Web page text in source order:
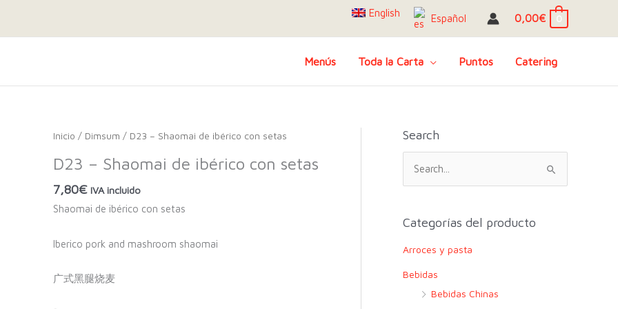
English Español 0,00€ 0
Menús Toda la Carta Puntos Catering
Inicio / Dimsum / D23 – Shaomai de ibérico con setas
D23 – Shaomai de ibérico con setas
7,80€ IVA incluido
Shaomai de ibérico con setas
Iberico pork and mashroom shaomai
广式黑腿烧麦
Search
c
r
p
Categorías del producto
Arroces y pasta
Bebidas
Bebidas Chinas